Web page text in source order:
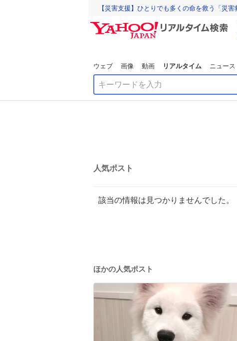
【災害支援】ひとりでも多くの命を救う「災害
ウェブ 画像 動画 リアルタイム ニュース
人気ポスト
該当の情報は見つかりませんでした。
ほかの人気ポスト